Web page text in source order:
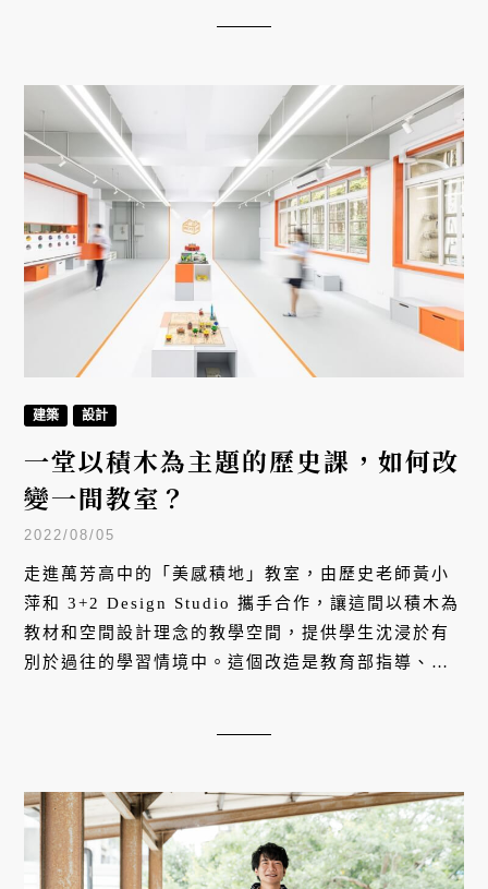
建築 設計
一堂以積木為主題的歷史課，如何改
變一間教室？
2022/08/05
走進萬芳高中的「美感積地」教室，由歷史老師黃小
萍和 3+2 Design Studio 攜手合作，讓這間以積木為
教材和空間設計理念的教學空間，提供學生沈浸於有
別於過往的學習情境中。這個改造是教育部指導、台